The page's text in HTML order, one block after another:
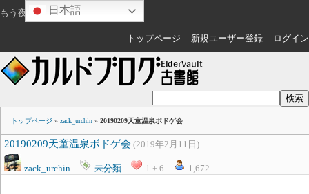
もう夜ですね ゲスト
トップページ 新規ユーザー登録 ログイン
トップページ » zack_urchin » 20190209天童温泉ボドゲ会
20190209天童温泉ボドゲ会 (2019年2月11日)
zack_urchin 未分類 1 + 6 1,672
日本語